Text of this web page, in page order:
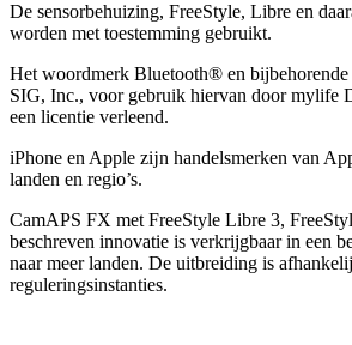
De sensorbehuizing, FreeStyle, Libre en
worden met toestemming gebruikt.
Het woordmerk Bluetooth® en bijbehorende
SIG, Inc., voor gebruik hiervan door mylife
een licentie verleend.
iPhone en Apple zĳn handelsmerken van
landen en regio’s.
CamAPS FX met FreeStyle Libre 3,
beschreven innovatie is verkrijgbaar in een
naar meer landen. De uitbreiding is
reguleringsinstanties.